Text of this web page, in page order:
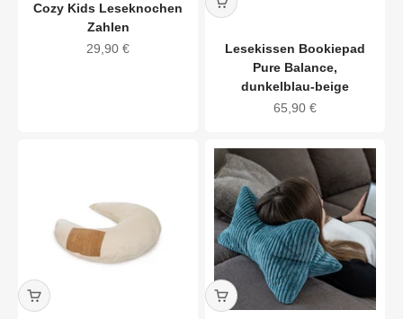
Cozy Kids Leseknochen
Zahlen
Angebot
29,90 €
Lesekissen Bookiepad
Pure Balance,
dunkelblau-beige
Angebot
65,90 €